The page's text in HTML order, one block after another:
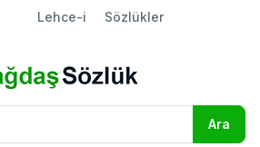
Lehce-i Sözlükler